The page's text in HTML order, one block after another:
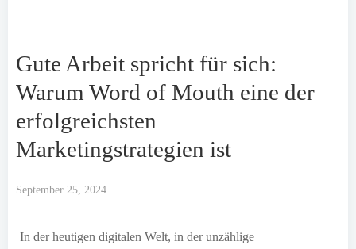
Gute Arbeit spricht für sich:
Warum Word of Mouth eine der
erfolgreichsten
Marketingstrategien ist
September 25, 2024
In der heutigen digitalen Welt, in der unzählige